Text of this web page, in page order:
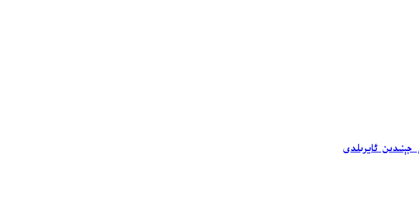
ئايرىلدى